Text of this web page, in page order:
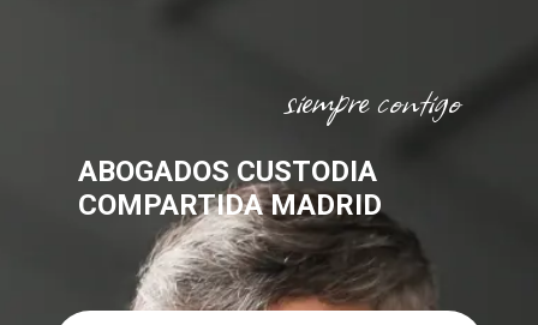
siempre contigo
ABOGADOS CUSTODIA
COMPARTIDA MADRID